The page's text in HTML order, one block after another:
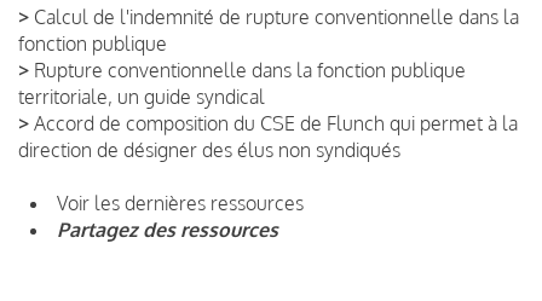
> Calcul de l'indemnité de rupture conventionnelle dans la
fonction publique
> Rupture conventionnelle dans la fonction publique
territoriale, un guide syndical
> Accord de composition du CSE de Flunch qui permet à la
direction de désigner des élus non syndiqués
Voir les dernières ressources
Partagez des ressources